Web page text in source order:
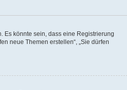
Es könnte sein, dass eine Registrierung
neue Themen erstellen“, „Sie dürfen